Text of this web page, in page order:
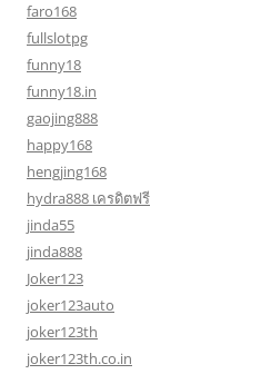
faro168
fullslotpg
funny18
funny18.in
gaojing888
happy168
hengjing168
hydra888 เครดิตฟรี
jinda55
jinda888
Joker123
joker123auto
joker123th
joker123th.co.in